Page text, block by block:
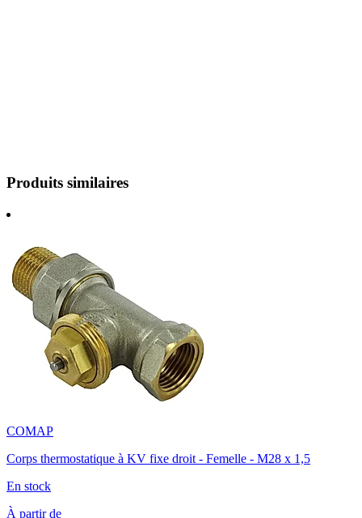
Produits similaires
COMAP
Corps thermostatique à KV fixe droit - Femelle - M28 x 1,5
En stock
À partir de